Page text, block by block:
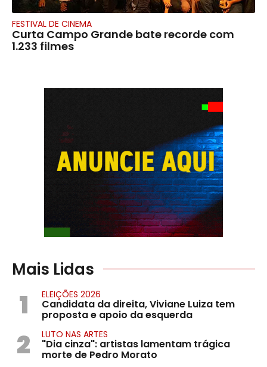
FESTIVAL DE CINEMA
Curta Campo Grande bate recorde com
1.233 filmes
Mais Lidas
1 ELEIÇÕES 2026
Candidata da direita, Viviane Luiza tem
proposta e apoio da esquerda
2 LUTO NAS ARTES
"Dia cinza": artistas lamentam trágica
morte de Pedro Morato